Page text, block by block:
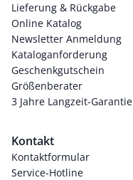
Lieferung & Rückgabe
Online Katalog
Newsletter Anmeldung
Kataloganforderung
Geschenkgutschein
Größenberater
3 Jahre Langzeit-Garantie
Kontakt
Kontaktformular
Service-Hotline